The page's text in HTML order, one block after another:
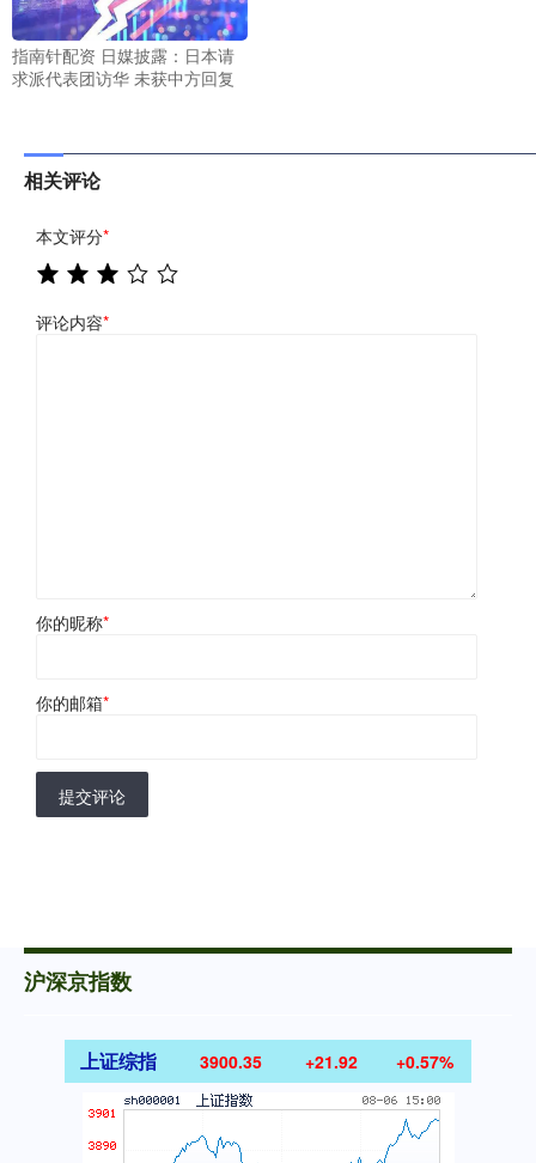
指南针配资 日媒披露：日本请
求派代表团访华 未获中方回复
相关评论
本文评分*
评论内容*
你的昵称*
你的邮箱*
提交评论
沪深京指数
上证综指 3900.35 +21.92 +0.57%